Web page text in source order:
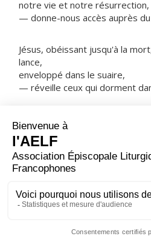
notre vie et notre résurrection,
— donne-nous accès auprès
Jésus, obéissant jusqu'à la
lance,
enveloppé dans le suaire,
— réveille ceux qui dorment
NOTRE PÈRE
ORAISON
Seigneur notre Père, en
pour nous ; fais que nous
divine une grâce plus abondante.